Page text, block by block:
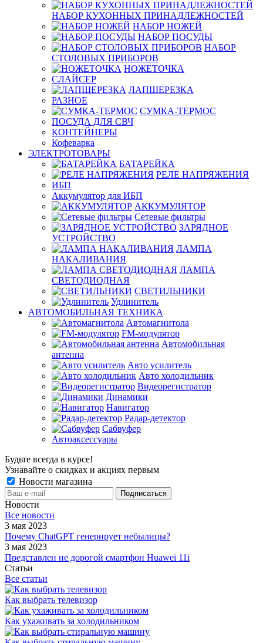
НАБОР КУХОННЫХ ПРИНАДЛЕЖНОСТЕЙ
НАБОР НОЖЕЙ
НАБОР ПОСУДЫ
НАБОР
СТОЛОВЫХ ПРИБОРОВ
НОЖЕТОЧКА
СЛАЙСЕР
ЛАПШЕРЕЗКА
РАЗНОЕ
СУМКА-ТЕРМОС
ПОСУДА ДЛЯ СВЧ
КОНТЕЙНЕРЫ
Кофеварка
ЭЛЕКТРОТОВАРЫ
БАТАРЕЙКА
РЕЛЕ НАПРЯЖЕНИЯ
ИБП
Аккумулятор для ИБП
АККУМУЛЯТОР
Сетевые фильтры
ЗАРЯДНОЕ
УСТРОЙСТВО
ЛАМПА
НАКАЛИВАНИЯ
ЛАМПА
СВЕТОДИОДНАЯ
СВЕТИЛЬНИКИ
Удлинитель
АВТОМОБИЛЬНАЯ ТЕХНИКА
Автомагнитола
FM-модулятор
Автомобильная
антенна
Авто усилитель
Авто холодильник
Видеорегистратор
Динамики
Навигатор
Радар-детектор
Сабвуфер
Автоаксессуары
Будьте всегда в курсе!
Узнавайте о скидках и акциях первым
Новости магазина
Новости
Все новости
3 мая 2023
Почему ChatGPT генерирует небылицы?
3 мая 2023
Представлен не дорогой смартфон Huawei 11i
Статьи
Все статьи
Как выбрать телевизор
Как ухаживать за холодильником